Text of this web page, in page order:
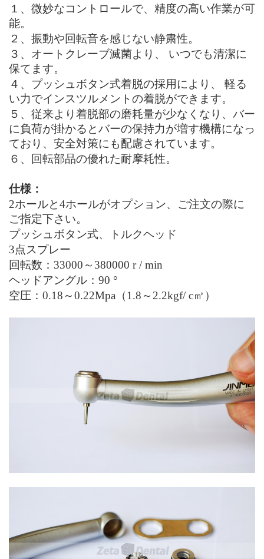
１、 微妙なコントロールで、精度の高い作業が可
能。
２、 振動や回転音を感じない静粛性。
３、 オートクレーブ滅菌より、 いつでも清潔に
保てます。
４、 プッシュボタン式着脱の採用により、 軽る
い力でインスツルメントの着脱ができます。
５、 従来より着脱部の磨耗量が少なくなり、バー
に負荷が掛かるとバーの保持力が増す機構になっ
ており、安全対策にも配慮されています。
６、 回転部品の優れた耐摩耗性。
仕様 ：
2ホールと4ホールがオプション、ご注文の際に
ご指定下さい。
プッシュボタン式、トルクヘッド
3点 スプレー
回転数： 33000 ～ 380000 r / min
ヘッドアングル ： 90 °
空圧： 0.18 ～0.22Mpa（1.8 ～ 2.2kgf/c㎡）